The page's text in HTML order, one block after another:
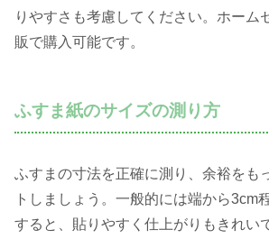
りやすさも考慮してください。ホーム
販で購入可能です。
ふすま紙のサイズの測り方
ふすまの寸法を正確に測り、余裕をも
トしましょう。一般的には端から3cm
すると、貼りやすく仕上がりもきれい